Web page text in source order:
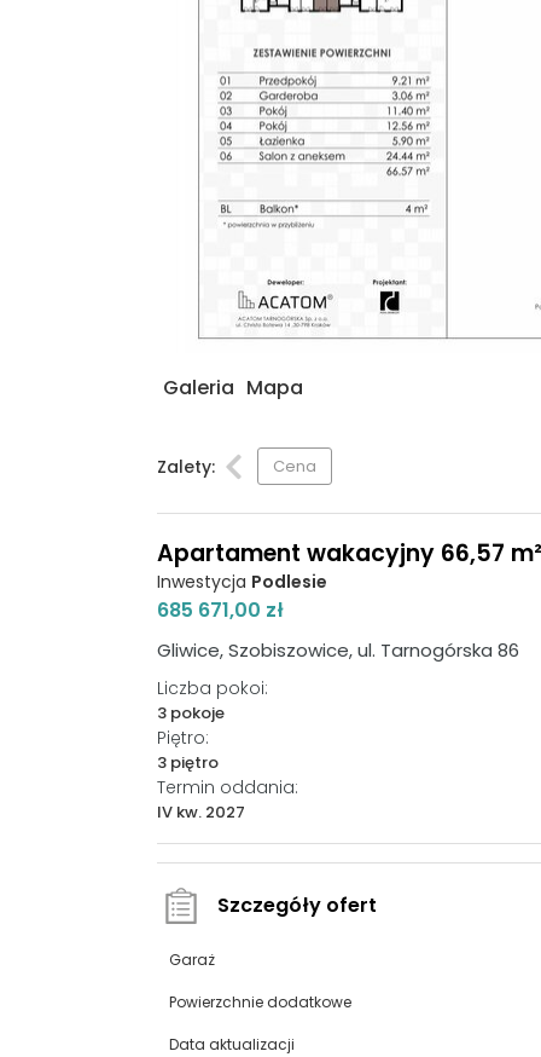
Galeria Mapa
Zalety: Cena
Apartament wakacyjny 66,57
Inwestycja Podlesie
685 671,00 zł
Gliwice, Szobiszowice, ul. Tarnogórska 86
Liczba pokoi:
3 pokoje
Piętro:
3 piętro
Termin oddania:
IV kw. 2027
Szczegóły ofert
Garaż
Powierzchnie dodatkowe
Data aktualizacji